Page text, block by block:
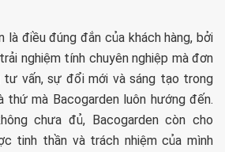
là điều đúng đắn của khách hàng, bởi
nghiệm tính chuyên nghiệp mà đơn
tư vấn, sự đổi mới và sáng tạo trong
mà Bacogarden luôn hướng đến.
chưa đủ, Bacogarden còn cho
tinh thần và trách nhiệm của mình